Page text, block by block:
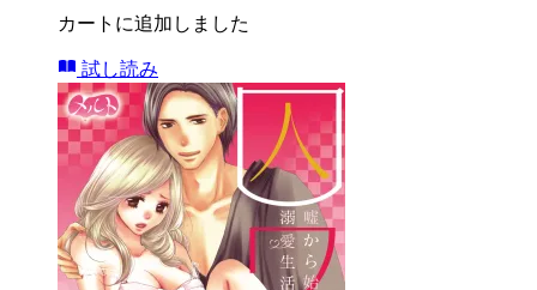
カートに追加しました
試し読み